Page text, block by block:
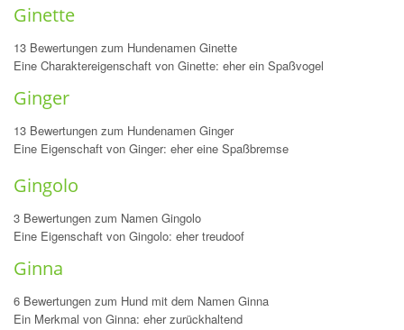
Ginette
13 Bewertungen zum Hundenamen Ginette
Eine Charaktereigenschaft von Ginette: eher ein Spaßvogel
Ginger
13 Bewertungen zum Hundenamen Ginger
Eine Eigenschaft von Ginger: eher eine Spaßbremse
Gingolo
3 Bewertungen zum Namen Gingolo
Eine Eigenschaft von Gingolo: eher treudoof
Ginna
6 Bewertungen zum Hund mit dem Namen Ginna
Ein Merkmal von Ginna: eher zurückhaltend